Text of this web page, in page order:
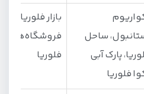
استانبول
استانبول
ساحل
پارک آبی
فلوریا
بازار فلوریا،
فروشگاه‌های
فلوریا